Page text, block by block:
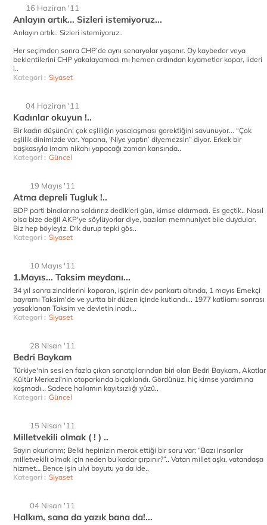
16 Haziran '11
Anlayın artık... Sizleri istemiyoruz...
Anlayın artık.. Sizleri istemiyoruz..
Her seçimden sonra CHP’de aynı senaryolar yaşanır. Oy kaybeder veya
beklentilerini CHP yakalayamadı mı hemen ardından kıyametler kopar, lideri
i..
Kategori : Siyaset
04 Haziran '11
Kadınlar okuyun !..
Bir kadın düşünün; çok eşliliğin yasalaşması gerektiğini savunuyor... “Çok
eşlilik dinimizde var. Yapana, ‘Niye yaptın’ diyemezsin” diyor. Erkek bir
başkasıyla imam nikahı yapacağı zaman karısında..
Kategori : Güncel
19 Mayıs '11
Atma depreli Tugluk !..
BDP parti binalarına saldırırız dedikleri gün, kimse aldırmadı. Es geçtik.. Nasıl
olsa bize değil AKP'ye söylüyorlar diye, bazıları memnuniyet bile duydular.
Biz hep böyleyiz. Dik durup tepki gös..
Kategori : Siyaset
10 Mayıs '11
1.Mayıs... Taksim meydanı...
34 yıl sonra zincirlerini koparan, işçinin dev pankartı altında, 1 mayıs Emekçi
bayramı Taksim'de ve yurtta bir düzen içinde kutlandı... 1977 katliamı sonrası
yasaklanan Taksim ve devletin inadı,..
Kategori : Siyaset
28 Nisan '11
Bedri Baykam
Türkiye'nin sesi en fazla çıkan sanatçılarından biri olan Bedri Baykam, Akatlar
Kültür Merkezi'nin otoparkında bıçaklandı. Gördünüz, hiç kimse yardımına
koşmadı… Sadece halkımın kayıtsızlığı yüzü..
Kategori : Güncel
15 Nisan '11
Milletvekili olmak ( ! ) ..
Sayın okurlarım; Belki hepinizin merak ettiği bir soru var; “Bazı insanlar
milletvekili olmak için neden bu kadar çırpınır?”.. Vatan millet aşkı, vatandaşa
hizmet… Bence işin ulvi boyutu ya da ide..
Kategori : Siyaset
04 Nisan '11
Halkım, sana da yazık bana da!...